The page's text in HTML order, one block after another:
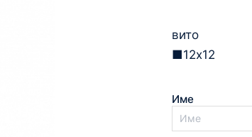
вито
­■12х12
Име